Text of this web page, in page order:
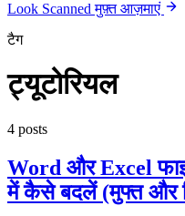
Look Scanned मुफ़्त आज़माएं
टैग
ट्यूटोरियल
4 posts
Word और Excel
में कैसे बदलें (मुफ्त और